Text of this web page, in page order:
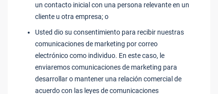
un contacto inicial con una persona relevante en un
cliente u otra empresa; o
Usted dio su consentimiento para recibir nuestras
comunicaciones de marketing por correo
electrónico como individuo. En este caso, le
enviaremos comunicaciones de marketing para
desarrollar o mantener una relación comercial de
acuerdo con las leyes de comunicaciones